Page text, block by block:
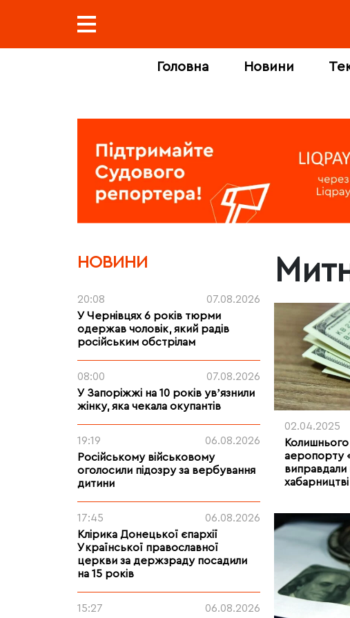
Головна Новини
НОВИНИ
20:08
07.08.2026
У Чернівцях 6 років тюрми
одержав чоловік, який радів
російським обстрілам
08:00
07.08.2026
У Запоріжжі на 10 років увʼязнили
жінку, яка чекала окупантів
19:19
06.08.2026
Російському військовому
оголосили підозру за вербування
дитини
17:45
06.08.2026
Клірика Донецької єпархії
Української православної
церкви за держзраду посадили
на 15 років
15:27 06.08.2026
02.04.2025
аеропорту
виправдали
хабарництві